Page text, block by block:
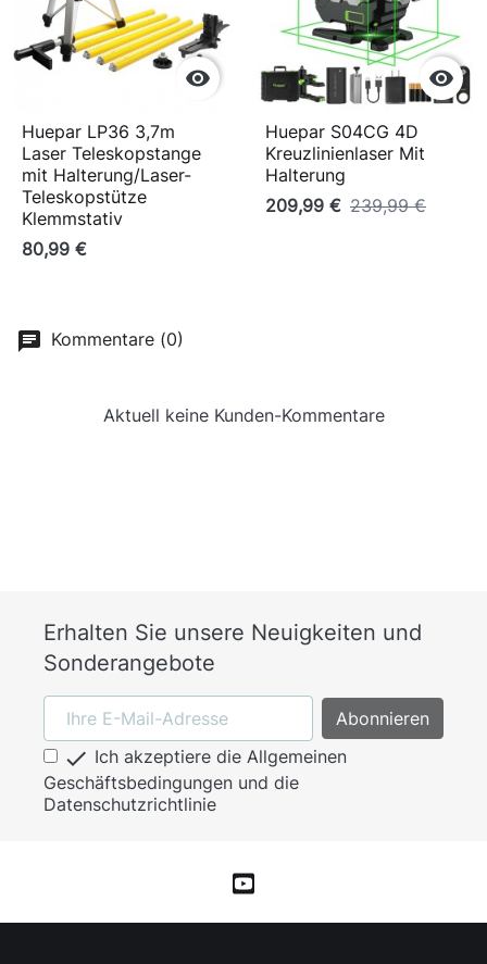

Huepar LP36 3,7m
Laser Teleskopstange
mit Halterung/Laser-
Teleskopstütze
Klemmstativ
80,99 €

Huepar S04CG 4D
Kreuzlinienlaser Mit
Halterung
209,99 € 239,99 €
Kommentare (0)
Aktuell keine Kunden-Kommentare
Erhalten Sie unsere Neuigkeiten und
Sonderangebote
 Ich akzeptiere die Allgemeinen
Geschäftsbedingungen und die
Datenschutzrichtlinie